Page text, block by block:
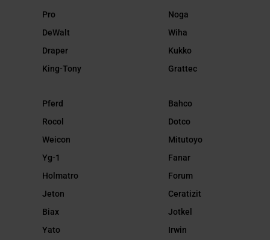
Pro
DeWalt
Draper
King-Tony
Noga
Wiha
Kukko
Grattec
Pferd
Rocol
Weicon
Yg-1
Holmatro
Jeton
Biax
Yato
Bahco
Dotco
Mitutoyo
Fanar
Forum
Ceratizit
Jotkel
Irwin